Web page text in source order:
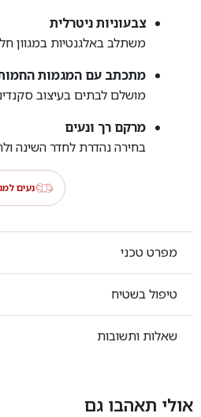
צבעוניות ניטרלית
משתלב באלגנטיות במגוון
מתכתב עם המגמות
מושלם לבתים בעיצוב
מרקם רך ונעים
בחירה נהדרת לחדר השינה
נעים
מפרט טכני
טיפול בשטיח
שאלות ותשובות
אולי תאהבו גם